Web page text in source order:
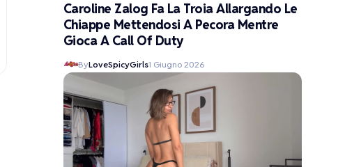
Caroline Zalog Fa La Troia Allargando Le
Chiappe Mettendosi A Pecora Mentre
Gioca A Call Of Duty
ByLoveSpicyGirls1 Giugno 2026